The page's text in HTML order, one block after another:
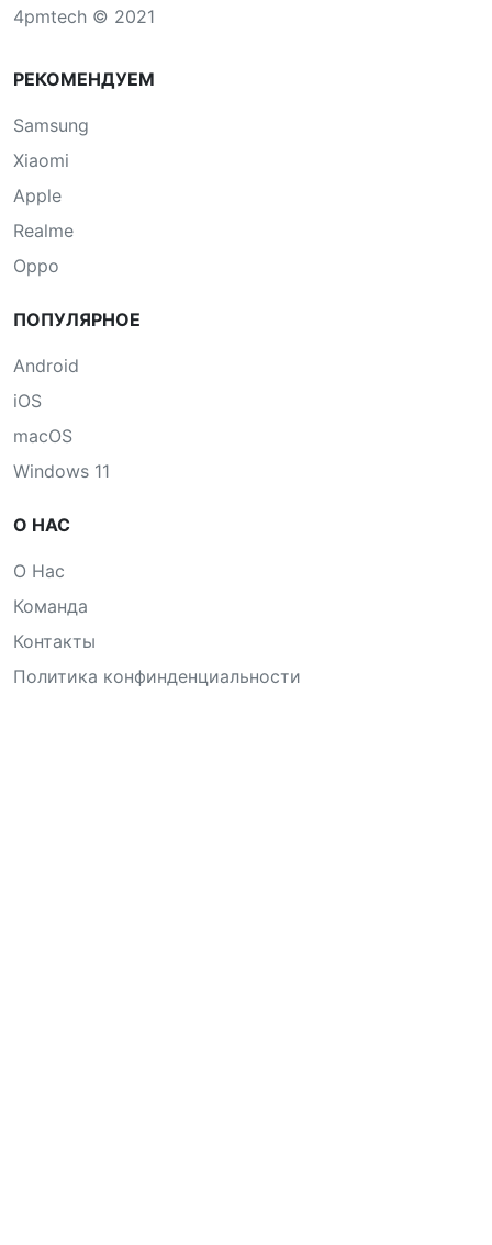
4pmtech © 2021
РЕКОМЕНДУЕМ
Samsung
Xiaomi
Apple
Realme
Oppo
ПОПУЛЯРНОЕ
Android
iOS
macOS
Windows 11
О НАС
О Нас
Команда
Контакты
Политика конфинденциальности